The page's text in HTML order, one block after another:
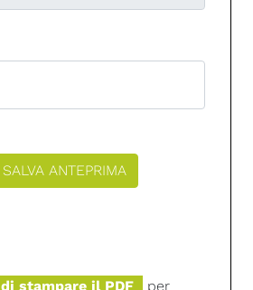
stampare il PDF per